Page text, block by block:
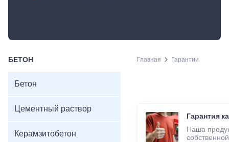
БЕТОН
Бетон
Цементный раствор
Керамзитобетон
Главная Гарантии
Гарантия
Наша